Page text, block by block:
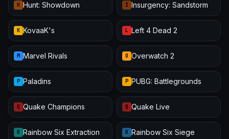
H Hunt: Showdown I Insurgency: Sandstorm
K KovaaK's L Left 4 Dead 2
M Marvel Rivals O Overwatch 2
P Paladins P PUBG: Battlegrounds
Q Quake Champions Q Quake Live
R Rainbow Six Extraction R Rainbow Six Siege